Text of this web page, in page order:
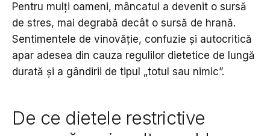
Pentru mulți oameni, mâncatul a devenit o sursă
de stres, mai degrabă decât o sursă de hrană.
Sentimentele de vinovăție, confuzie și autocritică
apar adesea din cauza regulilor dietetice de lungă
durată și a gândirii de tipul „totul sau nimic”.
De ce dietele restrictive